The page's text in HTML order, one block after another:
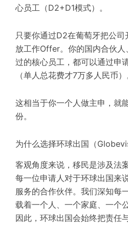
心员工（D2+D1模式） 。
只要你通过D2在葡萄牙把公
放工作Offer。你的国内合伙
过的核心员工，都可以通过申
（单人总花费才7万多人民币）
这相当于你一个人做主申，就
份。
为什么选择环球出国（
客观角度来说，移民是涉及法
每一位申请人对于环球出国来
服务的合作伙伴。我们深知每
载着一个人、一个家庭、一个
因此，环球出国会始终把责任